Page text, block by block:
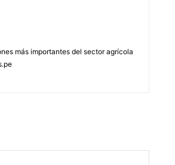
más importantes del sector agrícola